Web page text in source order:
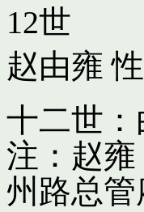
12世
赵由雍
十二世：
注：赵
州路总